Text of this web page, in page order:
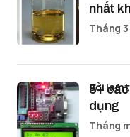
nhất
Tháng 3
5+
dụng
bởi
Tháng